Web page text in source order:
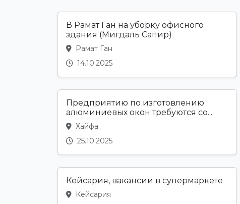
В Рамат Ган на уборку офисного
здания (Мигдаль Сапир)
Рамат Ган
14.10.2025
Предприятию по изготовлению
алюминиевых окон требуются со...
Хайфа
25.10.2025
Кейсария, вакансии в супермаркете
Кейсария